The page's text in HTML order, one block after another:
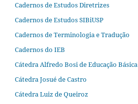
Cadernos de Estudos Diretrizes
Cadernos de Estudos SIBiUSP
Cadernos de Terminologia e Tradução
Cadernos do IEB
Cátedra Alfredo Bosi de Educação Básica
Cátedra Josué de Castro
Cátedra Luiz de Queiroz